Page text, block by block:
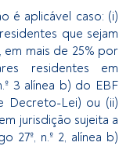
aplicável caso: (i)
que sejam
mais de 25% por
residentes em
3 alínea b) do EBF
Decreto-Lei) ou (ii)
jurisdição sujeita a
27º, n.º 2, alínea b)